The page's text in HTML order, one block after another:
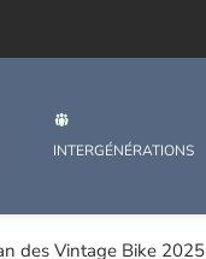
INTERGÉNÉRATIONS
des Vintage Bike 2025